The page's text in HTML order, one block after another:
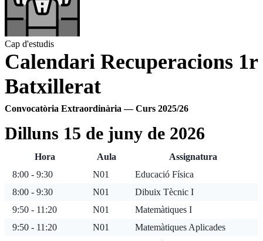
Cap d'estudis
Calendari Recuperacions 1r
Batxillerat
Convocatòria Extraordinària — Curs 2025/26
Dilluns 15 de juny de 2026
Hora Aula
Assignatura
8:00 - 9:30
N01
Educació Física
8:00 - 9:30
N01
Dibuix Tècnic I
9:50 - 11:20
N01
Matemàtiques I
9:50 - 11:20
N01
Matemàtiques Aplicades